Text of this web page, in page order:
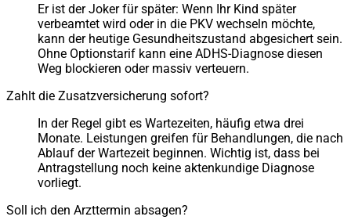
Er ist der Joker für später: Wenn Ihr Kind später
verbeamtet wird oder in die PKV wechseln möchte,
kann der heutige Gesundheitszustand abgesichert sein.
Ohne Optionstarif kann eine ADHS-Diagnose diesen
Weg blockieren oder massiv verteuern.
Zahlt die Zusatzversicherung sofort?
In der Regel gibt es Wartezeiten, häufig etwa drei
Monate. Leistungen greifen für Behandlungen, die nach
Ablauf der Wartezeit beginnen. Wichtig ist, dass bei
Antragstellung noch keine aktenkundige Diagnose
vorliegt.
Soll ich den Arzttermin absagen?